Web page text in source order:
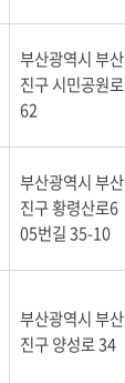
부산광역시 부산
진구 시민공원로
62
부산광역시 부산
진구 황령산로6
05번길 35-10
부산광역시 부산
진구 양성로 34